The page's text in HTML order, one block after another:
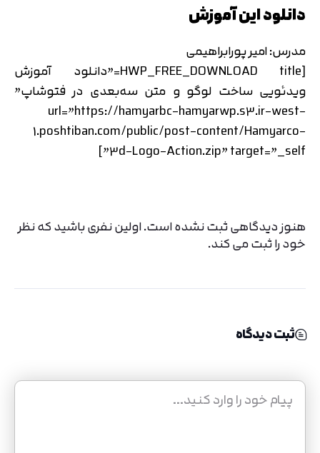
دانلود این آموزش
مدرس: امیر پورابراهیمی
[HWP_FREE_DOWNLOAD title=”دانلود آموزش
ویدئویی ساخت لوگو و متن سه‌بعدی در فتوشاپ”
url=”https://hamyarbc-hamyarwp.s3.ir-west-
1.poshtiban.com/public/post-content/Hamyarco-
3d-Logo-Action.zip” target=”_self”]
هنوز دیدگاهی ثبت نشده است. اولین نفری باشید که نظر
خود را ثبت می کند.
ثبت دیدگاه
تایید کد
کد ارسال شده را وارد کنید
اصلاح شماره
تایید کد
متوجه شدم